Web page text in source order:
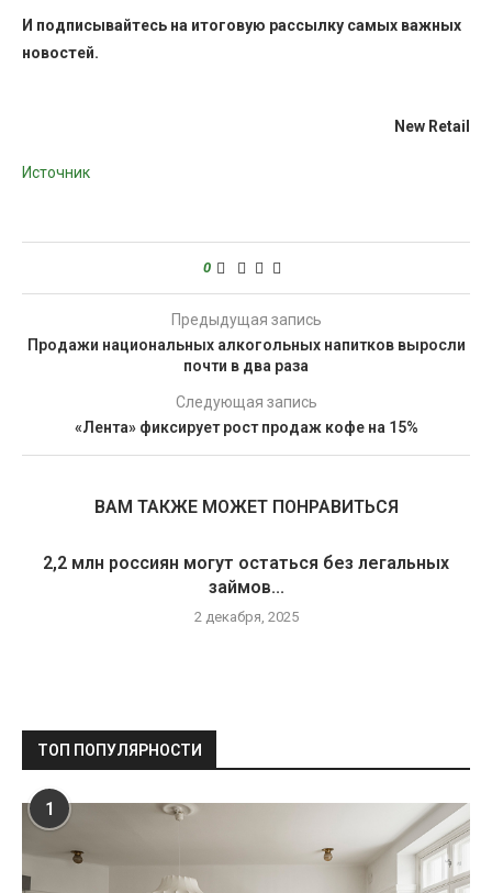
И подписывайтесь на итоговую рассылку самых важных
новостей.
New Retail
Источник
0
Предыдущая запись
Продажи национальных алкогольных напитков выросли
почти в два раза
Следующая запись
«Лента» фиксирует рост продаж кофе на 15%
ВАМ ТАКЖЕ МОЖЕТ ПОНРАВИТЬСЯ
2,2 млн россиян могут остаться без легальных
займов...
2 декабря, 2025
ТОП ПОПУЛЯРНОСТИ
1